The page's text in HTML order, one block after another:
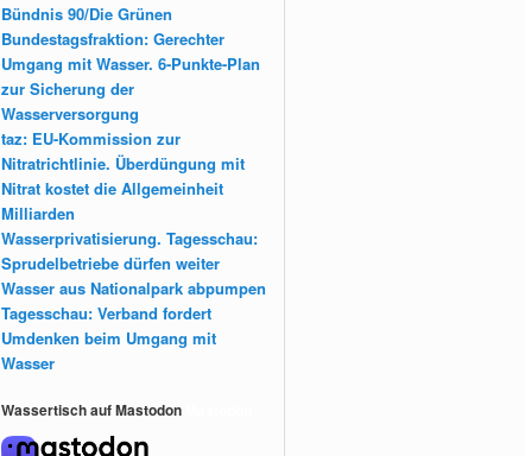
Bündnis 90/Die Grünen
Bundestagsfraktion: Gerechter
Umgang mit Wasser. 6-Punkte-Plan
zur Sicherung der
Wasserversorgung
taz: EU-Kommission zur
Nitratrichtlinie. Überdüngung mit
Nitrat kostet die Allgemeinheit
Milliarden
Wasserprivatisierung. Tagesschau:
Sprudelbetriebe dürfen weiter
Wasser aus Nationalpark abpumpen
Tagesschau: Verband fordert
Umdenken beim Umgang mit
Wasser
Wassertisch auf Mastodon